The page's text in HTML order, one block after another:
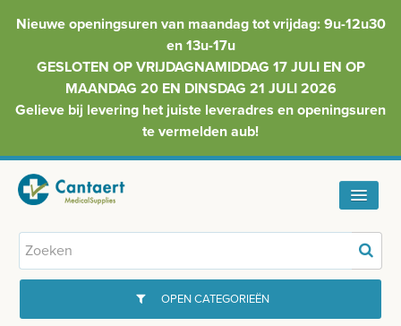
Nieuwe openingsuren van maandag tot vrijdag: 9u-12u30
en 13u-17u
GESLOTEN OP VRIJDAGNAMIDDAG 17 JULI EN OP
MAANDAG 20 EN DINSDAG 21 JULI 2026
Gelieve bij levering het juiste leveradres en openingsuren
te vermelden aub!
HOME
OPEN CATEGORIEËN